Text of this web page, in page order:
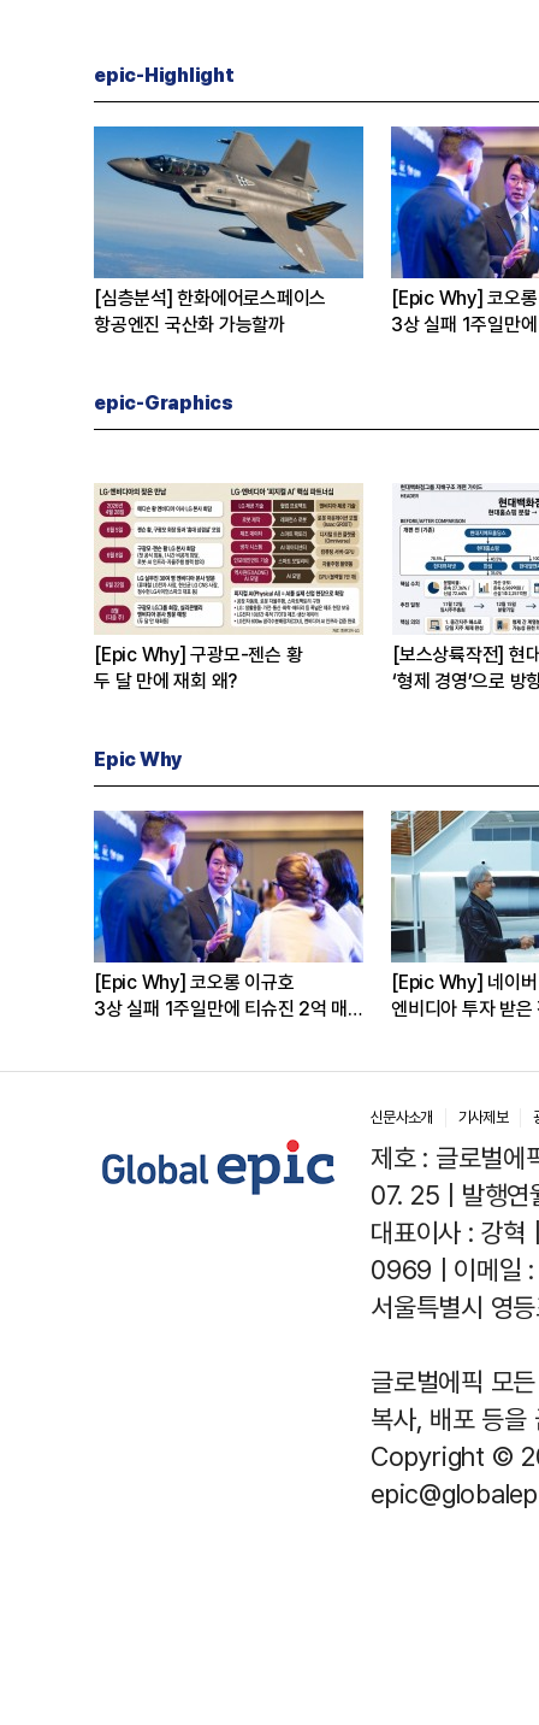
epic-Highlight
아닌 산업진화 그
[심층분석] 포스코, 트리플 코어 투자
본격화
[Epic
일까
epic-Graphics
[Epic Why] 구광모-젠슨 황
두 달 만에 재회 왜?
[보스상륙작전] 현
‘형제 경영’으로 방
Epic Why
현대차 회장
[Epic Why] 김남구 회장의 ‘보험사
인수’
[Epic
삼성
신문사소개 기사제보
제호 : 글로벌
07. 25 | 발행연
대표이사 : 강
0969 | 이메일
서울특별시 영
글로벌에픽 모
복사, 배포 등을
Copyright ©